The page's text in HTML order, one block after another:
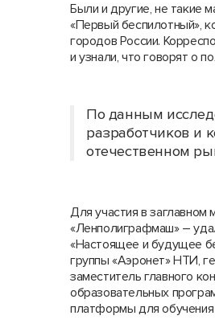
Были и другие, не такие
«Первый беспилотный»,
городов России.
и узнали, что говорят о
По данным
разработчиков и
отечественном
Для участия в
«Ленполиграфмаш» –
«Настоящее и будущее
группы «Аэронет» НТИ,
заместитель главного
образовательных
платформы для